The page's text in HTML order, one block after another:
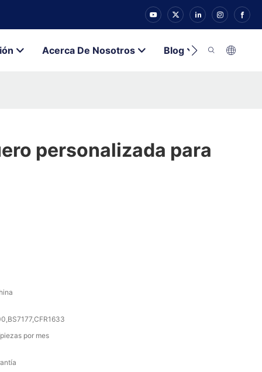
Acerca De Nosotros Blog Contacto
personalizada para
por mes